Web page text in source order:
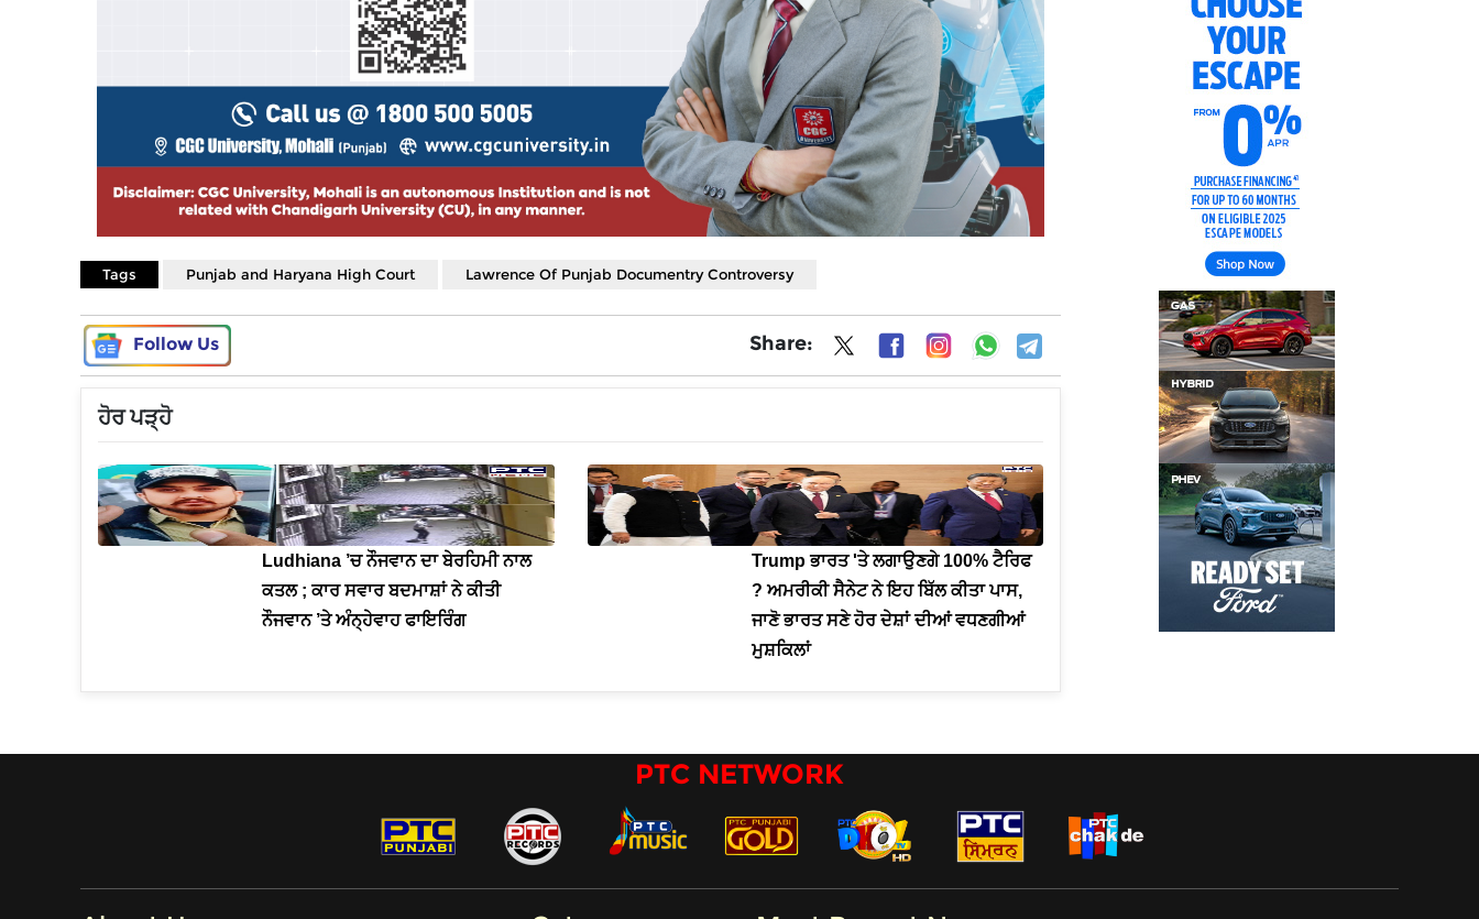
Tags Punjab and Haryana High Court Lawrence Of Punjab Documentry Controversy
Follow Us Share:
ਹੋਰ ਪੜ੍ਹੋ
Ludhiana ’ਚ ਨੌਜਵਾਨ ਦਾ ਬੇਰਹਿਮੀ ਨਾਲ
ਕਤਲ ; ਕਾਰ ਸਵਾਰ ਬਦਮਾਸ਼ਾਂ ਨੇ ਕੀਤੀ
ਨੌਜਵਾਨ ’ਤੇ ਅੰਨ੍ਹੇਵਾਹ ਫਾਇਰਿੰਗ
Trump ਭਾਰਤ 'ਤੇ ਲਗਾਉਣਗੇ 100% ਟੈਰਿਫ
? ਅਮਰੀਕੀ ਸੈਨੇਟ ਨੇ ਇਹ ਬਿੱਲ ਕੀਤਾ ਪਾਸ,
ਜਾਣੋ ਭਾਰਤ ਸਣੇ ਹੋਰ ਦੇਸ਼ਾਂ ਦੀਆਂ ਵਧਣਗੀਆਂ
ਮੁਸ਼ਕਿਲਾਂ
PTC NETWORK